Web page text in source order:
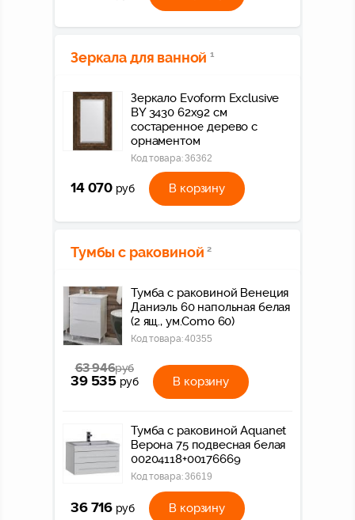
Зеркала для ванной 1
Зеркало Evoform Exclusive
BY 3430 62x92 см
состаренное дерево с
орнаментом
Код товара:36362
14 070 руб В корзину
Тумбы с раковиной 2
Тумба с раковиной Венеция
Даниэль 60 напольная белая
(2 ящ., ум.Como 60)
Код товара:40355
63 946руб
39 535 руб В корзину
Тумба с раковиной Aquanet
Верона 75 подвесная белая
00204118+00176669
Код товара:36619
36 716 руб В корзину